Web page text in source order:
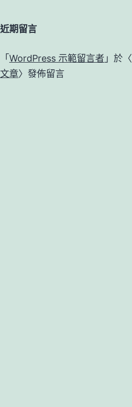
近期留言
「 WordPress 示範留言者 」於〈
文章〉發佈留言